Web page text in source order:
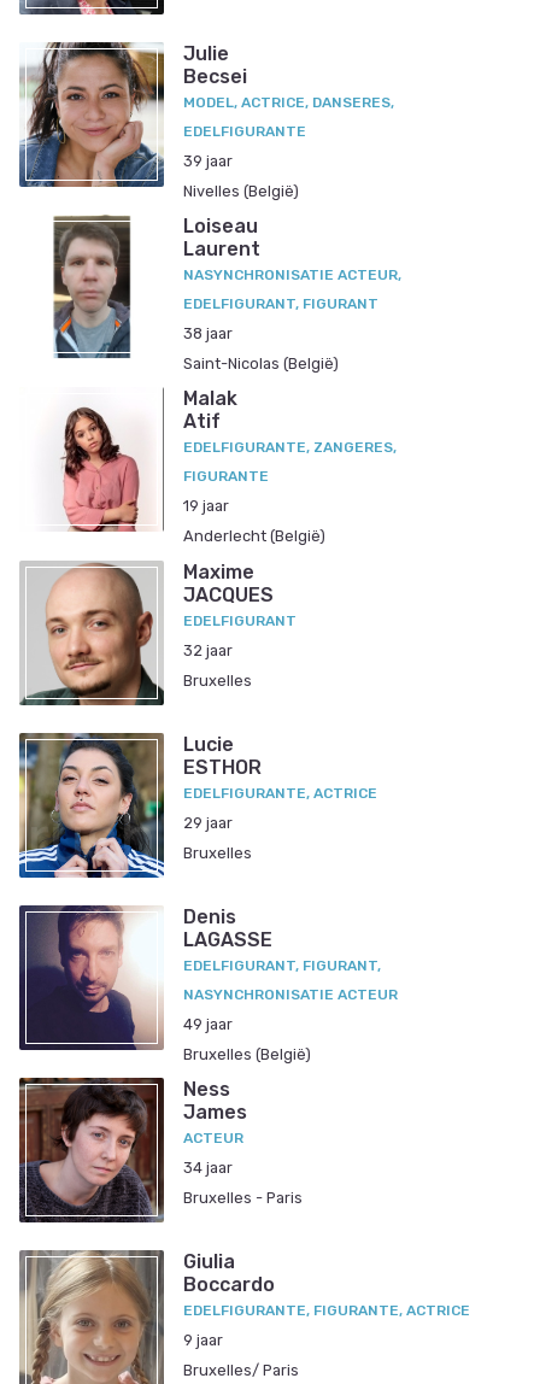
Julie
Becsei
MODEL, ACTRICE, DANSERES,
EDELFIGURANTE
39 jaar
Nivelles (België)
Loiseau
Laurent
NASYNCHRONISATIE ACTEUR,
EDELFIGURANT, FIGURANT
38 jaar
Saint-Nicolas (België)
Malak
Atif
EDELFIGURANTE, ZANGERES,
FIGURANTE
19 jaar
Anderlecht (België)
Maxime
JACQUES
EDELFIGURANT
32 jaar
Bruxelles
Lucie
ESTHOR
EDELFIGURANTE, ACTRICE
29 jaar
Bruxelles
Denis
LAGASSE
EDELFIGURANT, FIGURANT,
NASYNCHRONISATIE ACTEUR
49 jaar
Bruxelles (België)
Ness
James
ACTEUR
34 jaar
Bruxelles - Paris
Giulia
Boccardo
EDELFIGURANTE, FIGURANTE, ACTRICE
9 jaar
Bruxelles/ Paris